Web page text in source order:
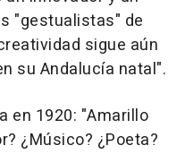
"gestualistas" de
sigue aún
su Andalucía natal".
en 1920: "Amarillo
¿Músico? ¿Poeta?